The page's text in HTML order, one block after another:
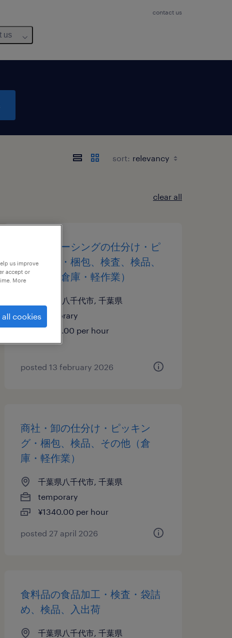
contact us
us
sort:
clear all
アウトソーシングの仕分け・ピ
ッキング・梱包、検査、検品、
その他（倉庫・軽作業）
千葉県八千代市, 千葉県
temporary
¥1500.00 per hour
posted 13 february 2026
商社・卸の仕分け・ピッキン
グ・梱包、検品、その他（倉
庫・軽作業）
千葉県八千代市, 千葉県
temporary
¥1340.00 per hour
posted 27 april 2026
食料品の食品加工・検査・袋詰
め、検品、入出荷
千葉県八千代市, 千葉県
us improve
accept or
More
cookies